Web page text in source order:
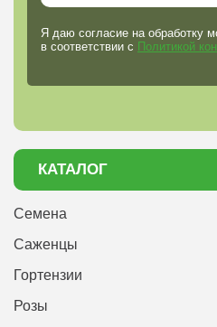
Я даю согласие на обработку
в соответствии с Политикой
КАТАЛОГ
Семена
Саженцы
Гортензии
Розы